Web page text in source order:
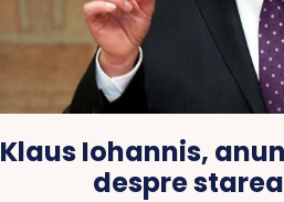
Klaus Iohannis,
despre